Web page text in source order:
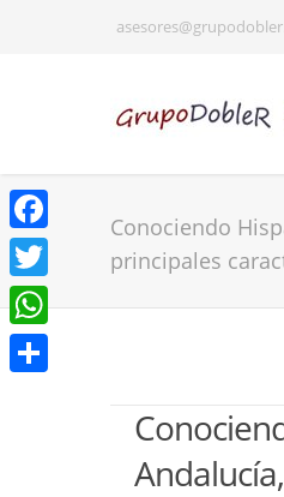
Conociendo
principales
Facebook
Twitter
WhatsApp